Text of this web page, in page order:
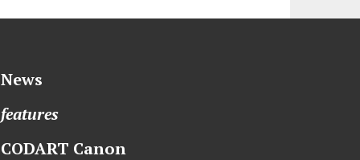
News
features
CODART Canon